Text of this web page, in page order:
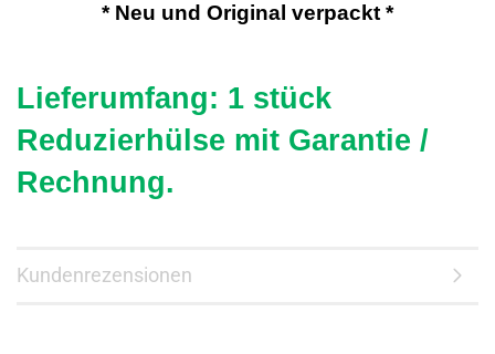
* Neu und Original verpackt *
Lieferumfang: 1 stück
Reduzierhülse mit Garantie /
Rechnung.
Kundenrezensionen